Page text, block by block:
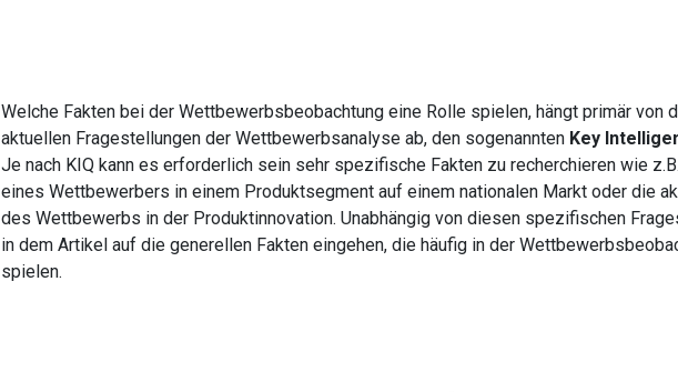
Welche Fakten bei der Wettbewerbsbeobachtung eine Rolle spielen, hängt primär von
aktuellen Fragestellungen der Wettbewerbsanalyse ab, den sogenannten Key
Je nach KIQ kann es erforderlich sein sehr spezifische Fakten zu recherchieren wie
eines Wettbewerbers in einem Produktsegment auf einem nationalen Markt oder die
des Wettbewerbs in der Produktinnovation. Unabhängig von diesen spezifischen
in dem Artikel auf die generellen Fakten eingehen, die häufig in der
spielen.